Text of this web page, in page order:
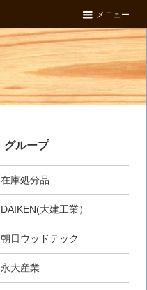
メニュー
グループ
在庫処分品
DAIKEN(大建工業）
朝日ウッドテック
永大産業